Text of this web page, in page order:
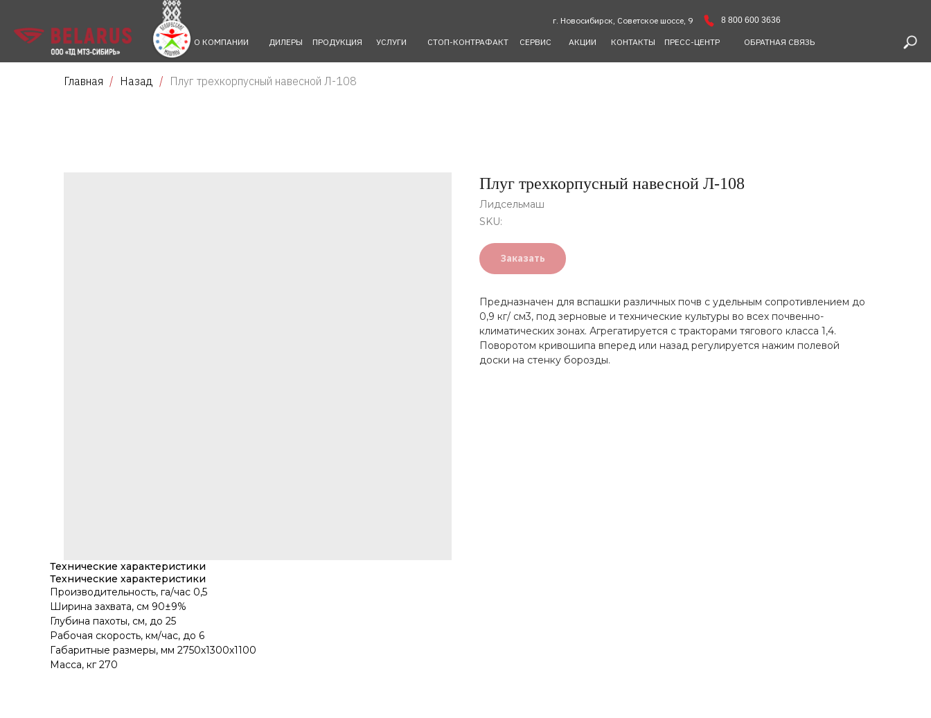
ОБРАТНАЯ СВЯЗЬ
ПРЕСС-ЦЕНТР
КОНТАКТЫ
АКЦИИ
СЕРВИС
СТОП-КОНТРАФАКТ
УСЛУГИ
ПРОДУКЦИЯ
ДИЛЕРЫ
О КОМПАНИИ
г. Новосибирск, Советское шоссе, 9 8 800 600 3636
Главная Назад Плуг трехкорпусный навесной Л-108
Плуг трехкорпусный навесной Л-108
Лидсельмаш
SKU:
Заказать
Предназначен для вспашки различных почв с удельным сопротивлением до
0,9 кг/ см3, под зерновые и технические культуры во всех почвенно-
климатических зонах. Агрегатируется с тракторами тягового класса 1,4.
Поворотом кривошипа вперед или назад регулируется нажим полевой
доски на стенку борозды.
Технические характеристики
Технические характеристики
Производительность, га/час 0,5
Ширина захвата, см 90±9%
Глубина пахоты, см, до 25
Рабочая скорость, км/час, до 6
Габаритные размеры, мм 2750х1300х1100
Масса, кг 270